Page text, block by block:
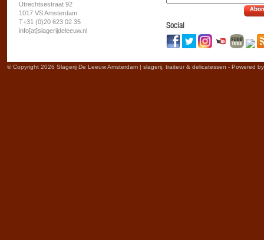
Utrechtsestraat 92
1017 VS Amsterdam
T+31 (0)20 623 02 35
info[at]slagerijdeleeuw.nl
Social
© Copyright 2026 Slagerij De Leeuw Amsterdam | slagerij, traiteur & delicatessen - Powered